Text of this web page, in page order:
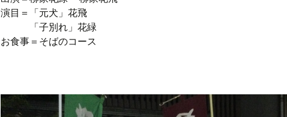
演目＝「元犬」花飛
「子別れ」花緑
お食事＝そばのコース